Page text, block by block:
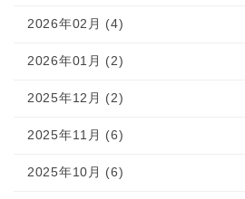
2026年02月 (4)
2026年01月 (2)
2025年12月 (2)
2025年11月 (6)
2025年10月 (6)